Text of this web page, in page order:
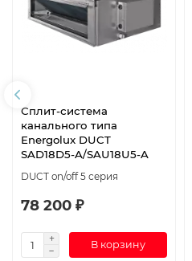
Сплит-система
канального типа
Energolux DUCT
SAD18D5-A/SAU18U5-A
DUCT on/off 5 серия
78 200 ₽
В корзину